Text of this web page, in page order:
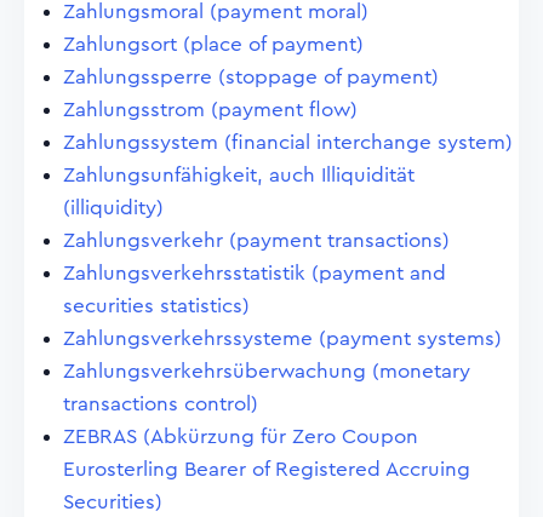
Zahlungsmoral (payment moral)
Zahlungsort (place of payment)
Zahlungssperre (stoppage of payment)
Zahlungsstrom (payment flow)
Zahlungssystem (financial interchange system)
Zahlungsunfähigkeit, auch Illiquidität
(illiquidity)
Zahlungsverkehr (payment transactions)
Zahlungsverkehrsstatistik (payment and
securities statistics)
Zahlungsverkehrssysteme (payment systems)
Zahlungsverkehrsüberwachung (monetary
transactions control)
ZEBRAS (Abkürzung für Zero Coupon
Eurosterling Bearer of Registered Accruing
Securities)